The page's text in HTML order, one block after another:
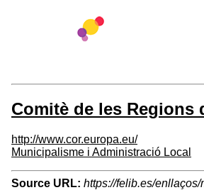
Comitè de les Regions
http://www.cor.europa.eu/
Municipalisme i Administració Local
Source URL: https://felib.es/